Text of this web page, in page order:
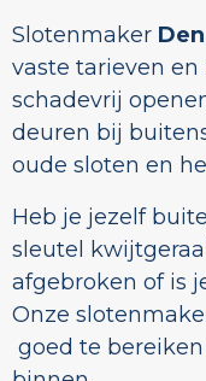
Slotenmaker
vaste tarieven
schadevrij
deuren bij
oude sloten en
Heb je jezelf
sleutel
afgebroken of is
Onze
goed te